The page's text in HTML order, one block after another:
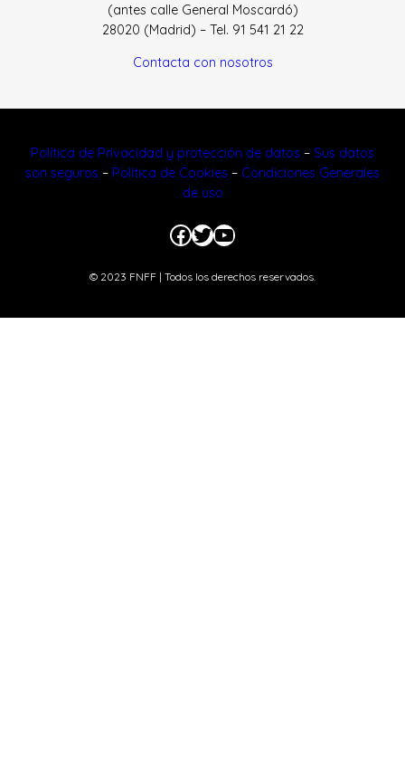
(antes calle General Moscardó)
28020 (Madrid) – Tel. 91 541 21 22
Contacta con nosotros
Política de Privacidad y protección de datos – Sus datos
son seguros – Política de Cookies – Condiciones Generales
de uso
Facebook
Twitter
YouTube
© 2023 FNFF | Todos los derechos reservados.